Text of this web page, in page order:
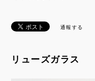
通報する
リューズガラス